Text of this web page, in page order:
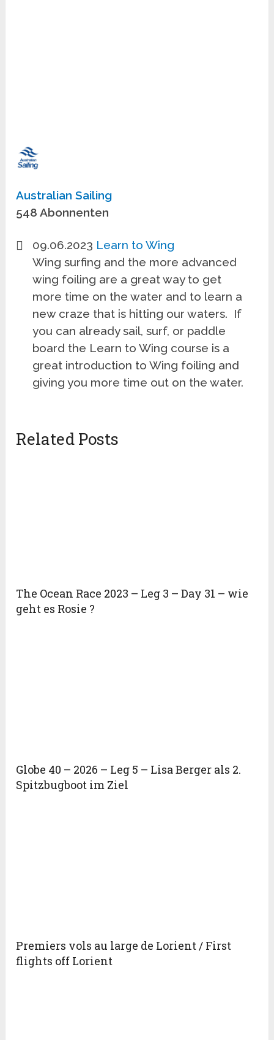
Australian Sailing
548 Abonnenten
09.06.2023 Learn to Wing
Wing surfing and the more advanced
wing foiling are a great way to get
more time on the water and to learn a
new craze that is hitting our waters. If
you can already sail, surf, or paddle
board the Learn to Wing course is a
great introduction to Wing foiling and
giving you more time out on the water.
Related Posts
The Ocean Race 2023 – Leg 3 – Day 31 – wie
geht es Rosie ?
Globe 40 – 2026 – Leg 5 – Lisa Berger als 2.
Spitzbugboot im Ziel
Premiers vols au large de Lorient / First
flights off Lorient